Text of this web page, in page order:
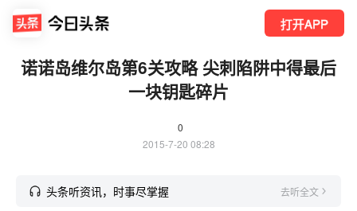
打开APP
诺诺岛维尔岛第6关攻略 尖刺陷阱中得最后
一块钥匙碎片
0
2015-7-20 08:28
头条听资讯，时事尽掌握 去听全文